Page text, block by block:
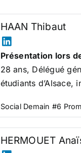
HAAN Thibaut
Présentation lors
28 ans, Délégué
étudiants d’Alsace,
Social Demain #6
HERMOUET